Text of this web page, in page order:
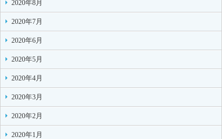
2020年8月
2020年7月
2020年6月
2020年5月
2020年4月
2020年3月
2020年2月
2020年1月